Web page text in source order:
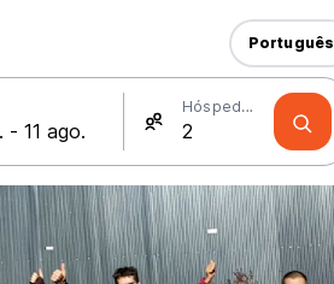
Hóspedes
Português